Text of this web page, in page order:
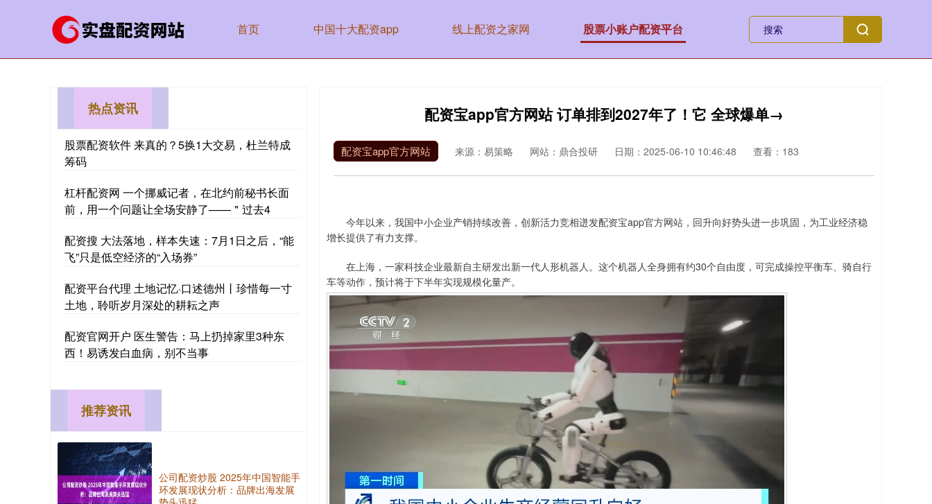
首页 中国十大配资app 线上配资之家网 股票小账户配资平台
配资宝app官方网站 订单排到2027年了！它 全球爆单→
配资宝app官方网站 来源：易策略 网站：鼎合投研 日期：2025-06-10 10:46:48 查看：183
今年以来，我国中小企业产销持续改善，创新活力竞相迸发配资宝app官方网站，回升向好势头进一步巩固，为工业经济稳
增长提供了有力支撑。
在上海，一家科技企业最新自主研发出新一代人形机器人。这个机器人全身拥有约30个自由度，可完成操控平衡车、骑自行
车等动作，预计将于下半年实现规模化量产。
热点资讯
股票配资软件 来真的？5换1大交易，杜兰特成
筹码
杠杆配资网 一个挪威记者，在北约前秘书长面
前，用一个问题让全场安静了——＂过去4
配资搜 大法落地，样本失速：7月1日之后，“能
飞”只是低空经济的“入场券”
配资平台代理 土地记忆·口述德州丨珍惜每一寸
土地，聆听岁月深处的耕耘之声
配资官网开户 医生警告：马上扔掉家里3种东
西！易诱发白血病，别不当事
推荐资讯
公司配资炒股 2025年中国智能手
环发展现状分析：品牌出海发展